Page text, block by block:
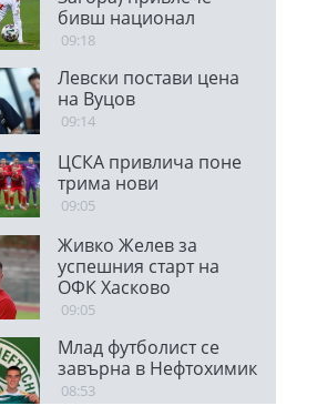
бивш национал
09:18
Левски постави цена
на Вуцов
09:14
ЦСКА привлича поне
трима нови
09:05
Живко Желев за
успешния старт на
ОФК Хасково
09:05
Млад футболист се
завърна в Нефтохимик
08:53